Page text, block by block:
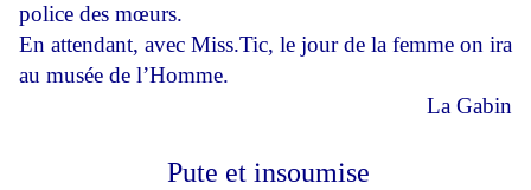
police des mœurs.
En attendant, avec Miss.Tic, le jour de la femme on ira
au musée de l’Homme.
La Gabin
Pute et insoumise